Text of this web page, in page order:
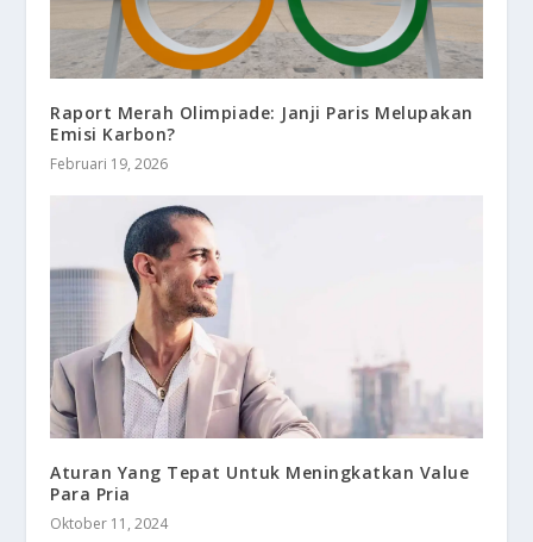
Raport Merah Olimpiade: Janji Paris Melupakan
Emisi Karbon?
Februari 19, 2026
Aturan Yang Tepat Untuk Meningkatkan Value
Para Pria
Oktober 11, 2024